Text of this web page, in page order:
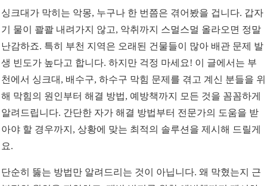
싱크대가 막히는 악몽, 누구나 한 번쯤은 겪어봤을 겁니다. 갑자
기 물이 콸콸 내려가지 않고, 악취까지 스멀스멀 올라오면 정말
난감하죠. 특히 부천 지역은 오래된 건물들이 많아 배관 문제 발
생 빈도가 높다고 합니다. 하지만 걱정 마세요! 이 글에서는 부
천에서 싱크대, 배수구, 하수구 막힘 문제를 겪고 계신 분들을 위
해 막힘의 원인부터 해결 방법, 예방책까지 모든 것을 꼼꼼하게
알려드립니다. 간단한 자가 해결 방법부터 전문가의 도움을 받
아야 할 경우까지, 상황에 맞는 최적의 솔루션을 제시해 드릴게
요.
단순히 뚫는 방법만 알려드리는 것이 아닙니다. 왜 막혔는지 근